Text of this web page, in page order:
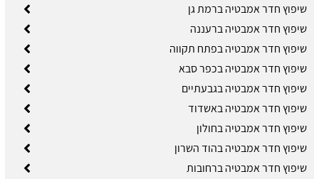
שיפוץ חדר אמבטיה ברמת גן
שיפוץ חדר אמבטיה ברעננה
שיפוץ חדר אמבטיה בפתח תקווה
שיפוץ חדר אמבטיה בכפר סבא
שיפוץ חדר אמבטיה בגבעתיים
שיפוץ חדר אמבטיה באשדוד
שיפוץ חדר אמבטיה בחולון
שיפוץ חדר אמבטיה בהוד השרון
שיפוץ חדר אמבטיה ברחובות